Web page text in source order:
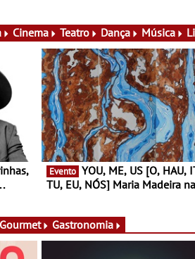
Cinema Teatro Dança Música
Evento
TU, EU, NÓS] Maria Madeira na
Gastronomia